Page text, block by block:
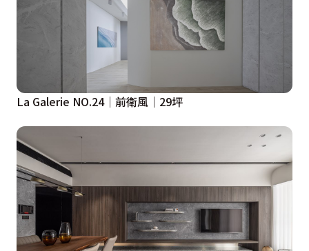
La Galerie NO.24│前衛風│29坪